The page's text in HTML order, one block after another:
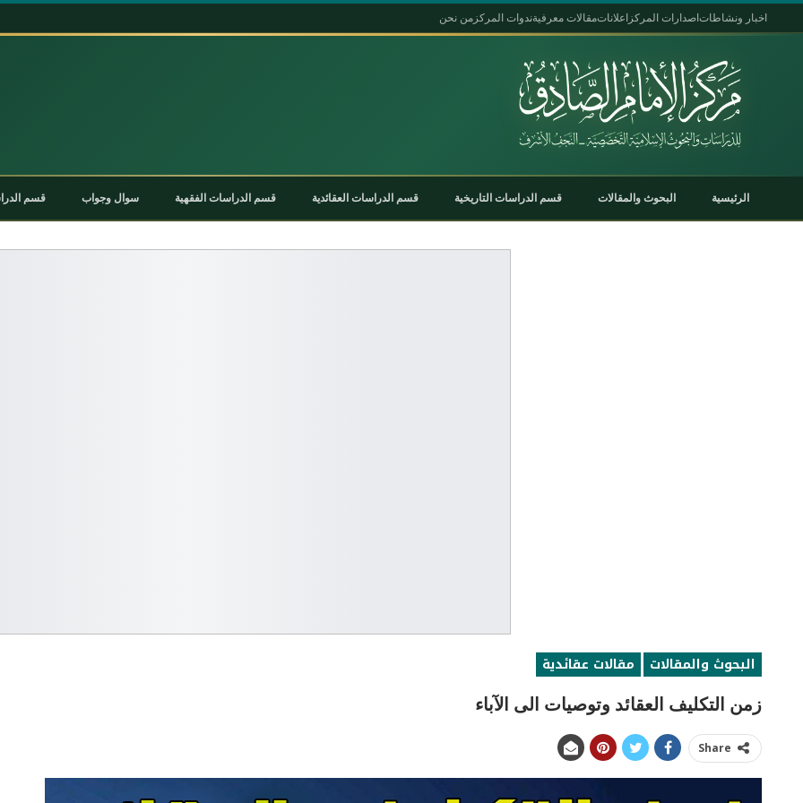
اخبار ونشاطات اصدارات المركز اعلاناتمقالات معرفيةندوات المركز من نحن
الرئيسية البحوث والمقالات قسم الدراسات التاريخية قسم الدراسات العقائدية قسم الدراسات الفقهية سوال وجواب قسم
البحوث والمقالات مقالات عقائدية
زمن التكليف العقائد وتوصيات الى الآباء
Share